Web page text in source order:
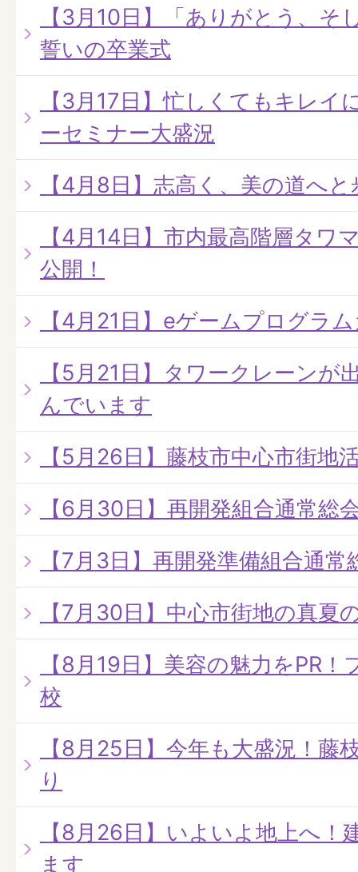
【3月10日】「ありがとう、そ
誓いの卒業式
【3月17日】忙しくてもキレイ
ーセミナー大盛況
【4月8日】志高く、美の道へ
【4月14日】市内最高階層タワ
公開！
【4月21日】eゲームプログラ
【5月21日】タワークレーンが
んでいます
【5月26日】藤枝市中心市街地
【6月30日】再開発組合通常総
【7月3日】再開発準備組合通常
【7月30日】中心市街地の真夏
【8月19日】美容の魅力をPR
校
【8月25日】今年も大盛況！藤
り
【8月26日】いよいよ地上へ！
ます